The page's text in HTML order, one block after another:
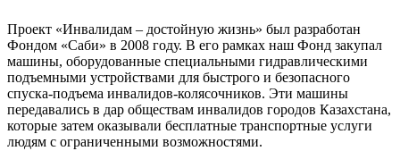
Проект «Инвалидам – достойную жизнь» был разработан
Фондом «Саби» в 2008 году. В его рамках наш Фонд закупал
машины, оборудованные специальными гидравлическими
подъемными устройствами для быстрого и безопасного
спуска-подъема инвалидов-колясочников. Эти машины
передавались в дар обществам инвалидов городов Казахстана,
которые затем оказывали бесплатные транспортные услуги
людям с ограниченными возможностями.